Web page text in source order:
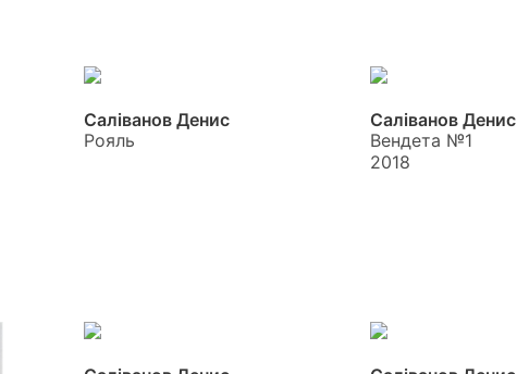
Саліванов Денис
Рояль
Саліванов Денис
Вендета №1
2018